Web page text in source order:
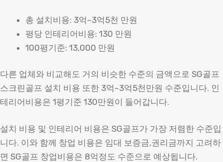
총 설치비용: 3억~3억5천 만원
평당 인테리어비용: 130 만원
100평기준: 13,000 만원
다른 업체와 비교해도 거의 비슷한 수준의 금액으로 SG골프
스크린골프 설치 비용 또한 3억~3억5천만원 수준입니다. 인
테리어비용은 1평기준 130만원이 들어갑니다.
설치 비용 및 인테리어 비용은 SG골프가 가장 저렴한 수준입
니다. 이와 함께 창업 비용은 임대 보증금,권리금까지 고려하
면 SG골프 창업비용은 8억정도 수준으로 예상됩니다.